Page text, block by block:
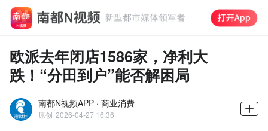
欧派去年闭店1586家，净利大
跌！“分田到户”能否解困局
南都N视频APP · 商业消费
原创 2026-04-27 16:36